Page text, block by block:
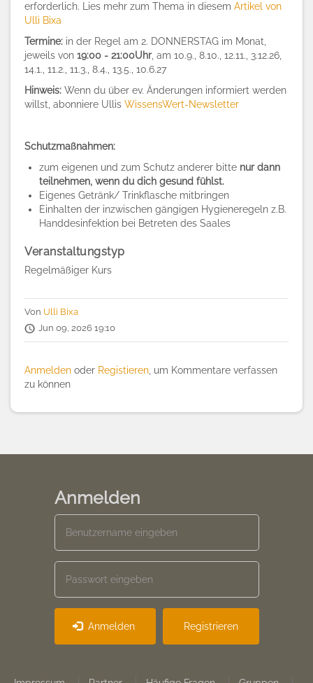
erforderlich. Lies mehr zum Thema in diesem Artikel von
Ulli Bixa
Termine: in der Regel am 2. DONNERSTAG im Monat,
jeweils von 19:00 - 21:00Uhr, am 10.9., 8.10., 12.11., 3.12.26,
14.1., 11.2., 11.3., 8.4., 13.5., 10.6.27
Hinweis: Wenn du über ev. Änderungen informiert werden
willst, abonniere Ullis WissensWert-Newsletter
Schutzmaßnahmen:
zum eigenen und zum Schutz anderer bitte nur dann
teilnehmen, wenn du dich gesund fühlst.
Eigenes Getränk/ Trinkflasche mitbringen
Einhalten der inzwischen gängigen Hygieneregeln z.B.
Handdesinfektion bei Betreten des Saales
Veranstaltungstyp
Regelmäßiger Kurs
Von Ulli Bixa
Jun 09, 2026 19:10
Anmelden oder Registieren , um Kommentare verfassen
zu können
Anmelden
Anmelden Registrieren